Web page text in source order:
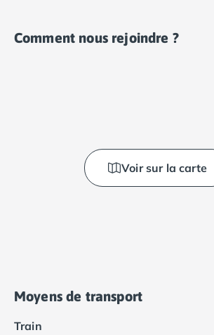
Comment nous rejoindre ?
Voir sur la carte
Moyens de transport
Train